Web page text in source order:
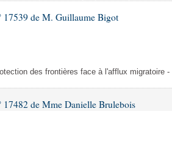
17539 de M. Guillaume Bigot
des frontières face à l'afflux migratoire
17482 de Mme Danielle Brulebois